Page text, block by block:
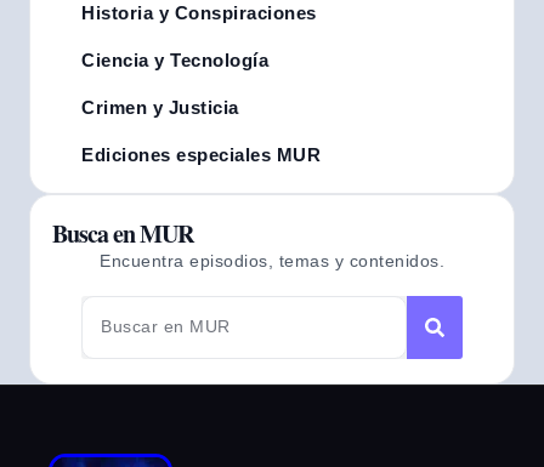
Historia y Conspiraciones
Ciencia y Tecnología
Crimen y Justicia
Ediciones especiales MUR
Busca en MUR
Encuentra episodios, temas y contenidos.